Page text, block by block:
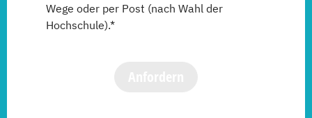
Wege oder per Post (nach Wahl der
Hochschule).*